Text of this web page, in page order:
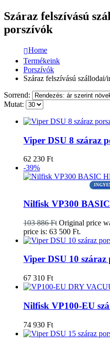
Száraz felszívású
porszívók
Home
Termékeink
Porszívók
Száraz felszívású
Sorrend:
Mutat:
Viper DSU 8 száraz
62 230 Ft
-39%
Nilfisk VP300
103 886Ft Original price
price is: 63 500 Ft.
Viper DSU 10 száraz
67 310 Ft
Nilfisk VP100-EU
74 930 Ft